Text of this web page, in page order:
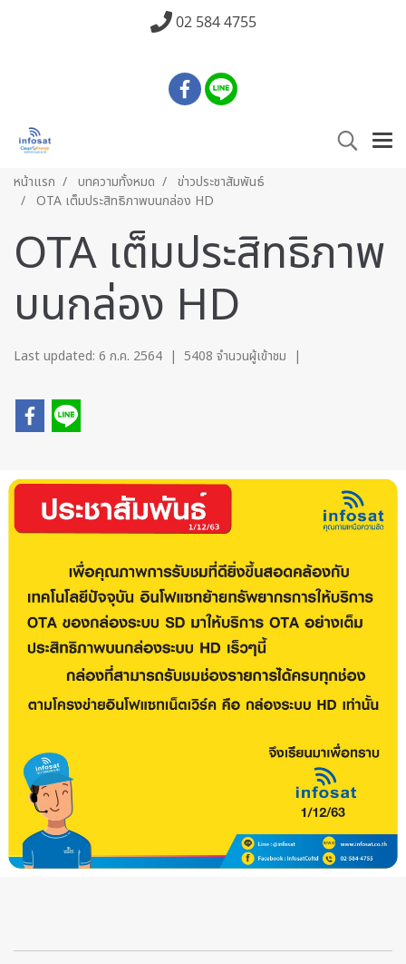
02 584 4755
หน้าแรก บทความทั้งหมด
ข่าวประชาสัมพันธ์
OTA เต็มประสิทธิภาพบนกล่อง HD
OTA เต็มประสิทธิภาพ
บนกล่อง HD
Last updated: 6 ก.ค. 2564 | 5408 จำนวนผู้เข้าชม |